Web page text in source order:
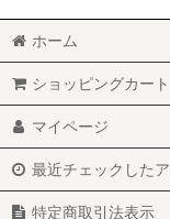
ホーム
ショッピングカート
マイページ
最近チェックした
特定商取引法表示